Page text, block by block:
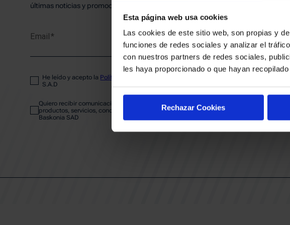
Esta página web usa cookies
Las cookies de este sitio web, son propias y
funciones de redes sociales y analizar el
con nuestros partners de redes sociales,
les haya proporcionado o que hayan
Rechazar Cookies
PLANTILLA
CLUB
últimas noticias y promociones del club.
Email
He leído y acepto la Política de privacidad
S.A.D
Quiero recibir comunicaciones electrónicas sobre las actividades,
productos, servicios, concursos, ofertas y/o promociones del SASKI
Baskonia SAD